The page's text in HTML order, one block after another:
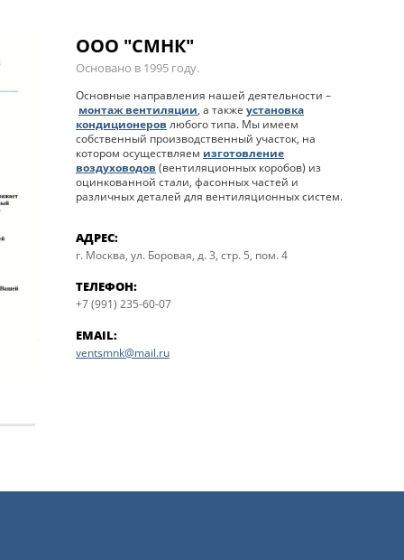
ООО "СМНК"
Основано в 1995 году.
Основные направления нашей деятельности –
монтаж вентиляции, а также установка
кондиционеров любого типа. Мы имеем
собственный производственный участок, на
котором осуществляем изготовление
воздуховодов (вентиляционных коробов) из
оцинкованной стали, фасонных частей и
различных деталей для вентиляционных систем.
АДРЕС:
г. Москва, ул. Боровая, д. 3, стр. 5, пом. 4
ТЕЛЕФОН:
+7 (991) 235-60-07
EMAIL:
ventsmnk@mail.ru